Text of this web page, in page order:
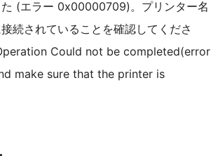
(エラー 0x00000709)。プリンター名
続されていることを確認してくださ
Could not be completed(error
make sure that the printer is